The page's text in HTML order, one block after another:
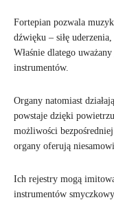
Fortepian pozwala
dźwięku – siłę
Właśnie dlatego
instrumentów.
Organy natomiast
powstaje dzięki
możliwości
organy oferują
Ich rejestry mogą
instrumentów